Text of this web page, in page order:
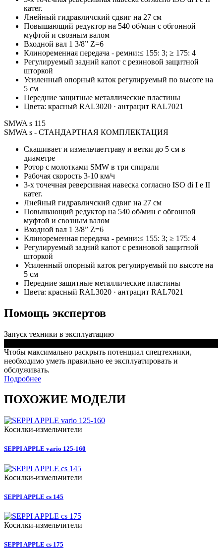
катег.
Лнейный гидравличский сдвиг на 27 см
Повышающий редуктор на 540 об/мин с обгонной
муфтой и свозным валом
Входной вал 1 3/8” Z=6
Клиноременная передача - ремни:≤ 155: 3; ≥ 175: 4
Регулируемый задний капот с резиновой защитной
шторкой
Усиленный опорный каток регулируемый по высоте на
5 см
Передние защитные металлические пластины
Цвета: красный RAL3020 · антрацит RAL7021
SMWA s 115
SMWA s - СТАНДАРТНАЯ КОМПЛЕКТАЦИЯ
Скашивает и измельчаеттраву и ветки до 5 см в
диаметре
Ротор с молотками SMW в три спирали
Рабочая скорость 3-10 км/ч
3-х точечная реверсивная навеска согласно ISO di I e II
катег.
Лнейный гидравличский сдвиг на 27 см
Повышающий редуктор на 540 об/мин с обгонной
муфтой и свозным валом
Входной вал 1 3/8” Z=6
Клиноременная передача - ремни:≤ 155: 3; ≥ 175: 4
Регулируемый задний капот с резиновой защитной
шторкой
Усиленный опорный каток регулируемый по высоте на
5 см
Передние защитные металлические пластины
Цвета: красный RAL3020 · антрацит RAL7021
Помощь экспертов
Запуск техники в эксплуатацию
Чтобы максимально раскрыть потенциал спецтехники,
необходимо уметь правильно ее эксплуатировать и
обслуживать.
Подробнее
ПОХОЖИЕ МОДЕЛИ
Косилки-измельчители
SEPPI APPLE vario 125-160
Косилки-измельчители
SEPPI APPLE cs 145
Косилки-измельчители
SEPPI APPLE cs 175